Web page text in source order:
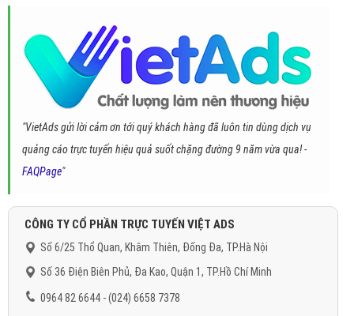
"VietAds gửi lời cảm ơn tới quý khách hàng đã luôn tin dùng dịch vụ
quảng cáo trực tuyến hiệu quả suốt chặng đường 9 năm vừa qua! -
FAQPage"
CÔNG TY CỔ PHẦN TRỰC TUYẾN VIỆT ADS
Số 6/25 Thổ Quan, Khâm Thiên, Đống Đa, TP.Hà Nội
Số 36 Điện Biên Phủ, Đa Kao, Quận 1, TP.Hồ Chí Minh
0964 82 6644 - (024) 6658 7378